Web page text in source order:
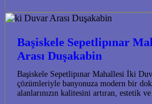
Başiskele Sepetlipınar
Arası Duşakabin
Başiskele Sepetlipınar Mahallesi İki
çözümleriyle banyonuza modern bir
alanlarınızın kalitesini artıran, estetik